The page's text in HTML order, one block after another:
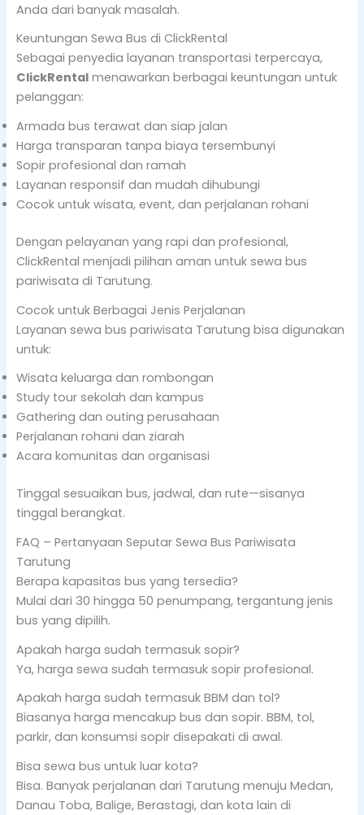
Anda dari banyak masalah.
Keuntungan Sewa Bus di ClickRental
Sebagai penyedia layanan transportasi terpercaya,
ClickRentalmenawarkan berbagai keuntungan untuk
pelanggan:
Armada bus terawat dan siap jalan
Harga transparan tanpa biaya tersembunyi
Sopir profesional dan ramah
Layanan responsif dan mudah dihubungi
Cocok untuk wisata, event, dan perjalanan rohani
Dengan pelayanan yang rapi dan profesional,
ClickRental menjadi pilihan aman untuk sewa bus
pariwisata di Tarutung.
Cocok untuk Berbagai Jenis Perjalanan
Layanan sewa bus pariwisata Tarutung bisa digunakan
untuk:
Wisata keluarga dan rombongan
Study tour sekolah dan kampus
Gathering dan outing perusahaan
Perjalanan rohani dan ziarah
Acara komunitas dan organisasi
Tinggal sesuaikan bus, jadwal, dan rute—sisanya
tinggal berangkat.
FAQ – Pertanyaan Seputar Sewa Bus Pariwisata
Tarutung
Berapa kapasitas bus yang tersedia?
Mulai dari 30 hingga 50 penumpang, tergantung jenis
bus yang dipilih.
Apakah harga sudah termasuk sopir?
Ya, harga sewa sudah termasuk sopir profesional.
Apakah harga sudah termasuk BBM dan tol?
Biasanya harga mencakup bus dan sopir. BBM, tol,
parkir, dan konsumsi sopir disepakati di awal.
Bisa sewa bus untuk luar kota?
Bisa. Banyak perjalanan dari Tarutung menuju Medan,
Danau Toba, Balige, Berastagi, dan kota lain di